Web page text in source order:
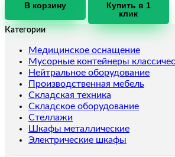
Ванна
цельнотянутая
длина
2100
мм
В корзину
Купить в 1
клик
Категории
Медицинское оснащение
Мусорные контейнеры
Нейтральное оборудование
Производственная мебель
Складская техника
Складское оборудование
Стеллажи
Шкафы металлические
Электрические шкафы